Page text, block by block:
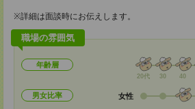
※詳細は面談時にお伝えします。
職場の雰囲気
年齢層
20代 30 40
男女比率 女性